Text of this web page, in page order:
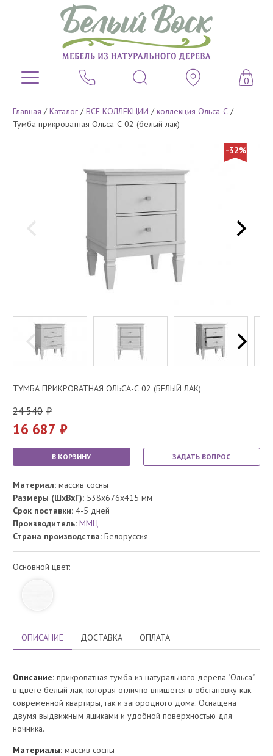
0
Главная /Каталог /ВСЕ КОЛЛЕКЦИИ /коллекция Ольса-С /
Тумба прикроватная Ольса-С 02 (белый лак)
-32%
ТУМБА ПРИКРОВАТНАЯ ОЛЬСА-С 02 (БЕЛЫЙ ЛАК)
24 540
16 687
В КОРЗИНУ ЗАДАТЬ ВОПРОС
Материал: массив сосны
Размеры (ШхВхГ): 538x676x415 мм
Срок поставки: 4-5 дней
Производитель: ММЦ
Страна производства: Белоруссия
Основной цвет:
ОПИСАНИЕ ДОСТАВКА ОПЛАТА
Описание: прикроватная тумба из натурального дерева "Ольса"
в цвете белый лак, которая отлично впишется в обстановку как
современной квартиры, так и загородного дома. Оснащена
двумя выдвижным ящиками и удобной поверхностью для
ночника.
Материалы: массив сосны